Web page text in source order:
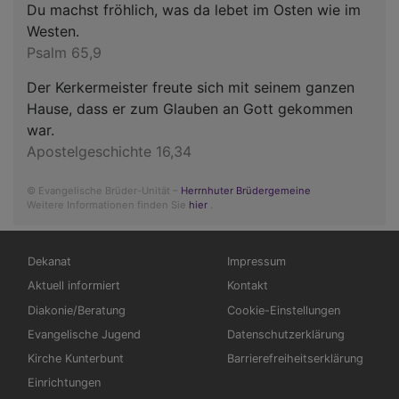
Du machst fröhlich, was da lebet im Osten wie im
Westen.
Psalm 65,9
Der Kerkermeister freute sich mit seinem ganzen
Hause, dass er zum Glauben an Gott gekommen
war.
Apostelgeschichte 16,34
© Evangelische Brüder-Unität – Herrnhuter Brüdergemeine
Weitere Informationen finden Sie hier .
Hauptnavigation
Dekanat
Aktuell informiert
Diakonie/Beratung
Evangelische Jugend
Kirche Kunterbunt
Einrichtungen
Fußbereichsmenü
Impressum
Kontakt
Cookie-Einstellungen
Datenschutzerklärung
Barrierefreiheitserklärung